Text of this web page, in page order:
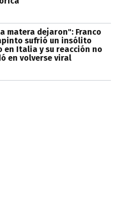
matera dejaron": Franco
sufrió un insólito
en Italia y su reacción no
en volverse viral